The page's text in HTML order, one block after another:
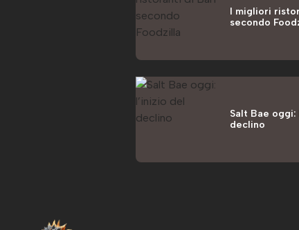
I migliori
secondo
Salt Bae oggi:
declino